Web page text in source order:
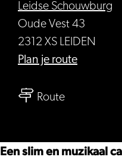
Leidse Schouwburg
Oude Vest 43
2312 XS LEIDEN
Plan je routenaar
Routenaar
–
Een slim en muzikaal